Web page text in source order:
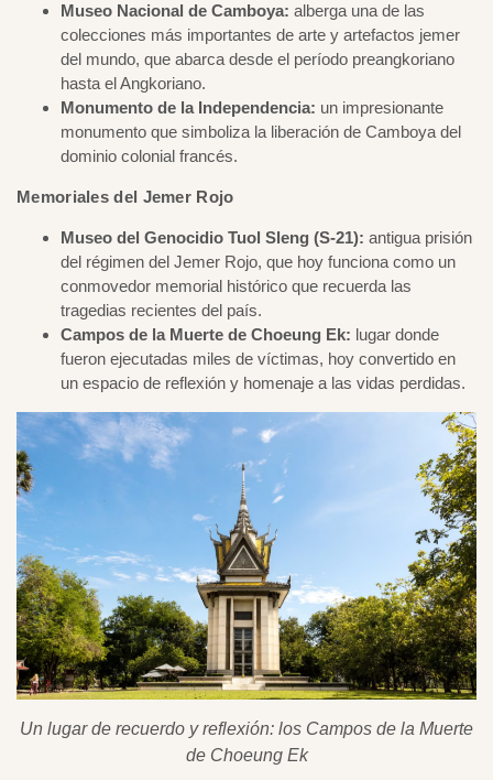
Museo Nacional de Camboya: alberga una de las
colecciones más importantes de arte y artefactos jemer
del mundo, que abarca desde el período preangkoriano
hasta el Angkoriano.
Monumento de la Independencia: un impresionante
monumento que simboliza la liberación de Camboya del
dominio colonial francés.
Memoriales del Jemer Rojo
Museo del Genocidio Tuol Sleng (S-21): antigua prisión
del régimen del Jemer Rojo, que hoy funciona como un
conmovedor memorial histórico que recuerda las
tragedias recientes del país.
Campos de la Muerte de Choeung Ek: lugar donde
fueron ejecutadas miles de víctimas, hoy convertido en
un espacio de reflexión y homenaje a las vidas perdidas.
Un lugar de recuerdo y reflexión: los Campos de la Muerte
de Choeung Ek